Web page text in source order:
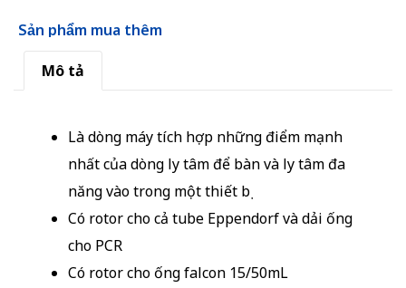
Sản phẩm mua thêm
Mô tả
Là dòng máy tích hợp những điểm mạnh
nhất của dòng ly tâm để bàn và ly tâm đa
năng vào trong một thiết bị
Có rotor cho cả tube Eppendorf và dải ống
cho PCR
Có rotor cho ống falcon 15/50mL